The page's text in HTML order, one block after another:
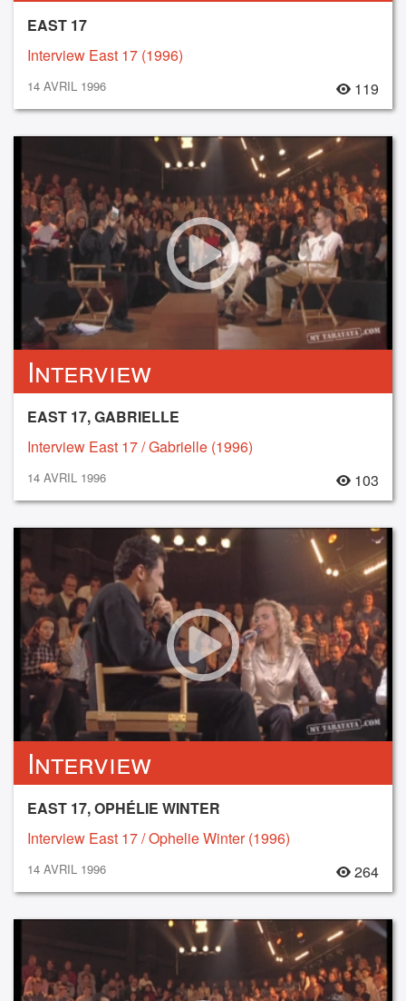
EAST 17
Interview East 17 (1996)
14 AVRIL 1996 119
Interview
EAST 17, GABRIELLE
Interview East 17 / Gabrielle (1996)
14 AVRIL 1996 103
Interview
EAST 17, OPHÉLIE WINTER
Interview East 17 / Ophelie Winter (1996)
14 AVRIL 1996 264